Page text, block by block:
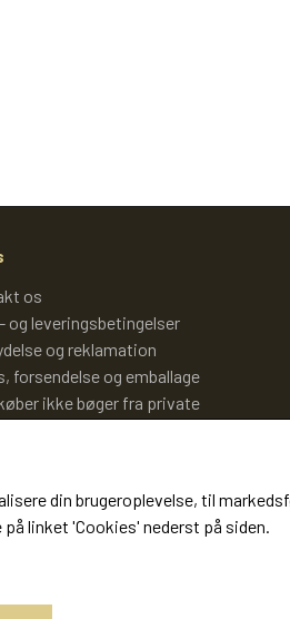
os
og leveringsbetingelser
og reklamation
forsendelse og emballage
ikke bøger fra private
din brugeroplevelse, til
linket 'Cookies' nederst på siden.